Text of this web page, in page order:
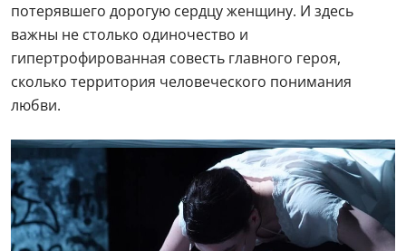
потерявшего дорогую сердцу женщину. И здесь
важны не столько одиночество и
гипертрофированная совесть главного героя,
сколько территория человеческого понимания
любви.